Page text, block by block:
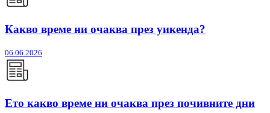
Какво време ни очаква през уикенда?
06.06.2026
Ето какво време ни очаква през почивните дни